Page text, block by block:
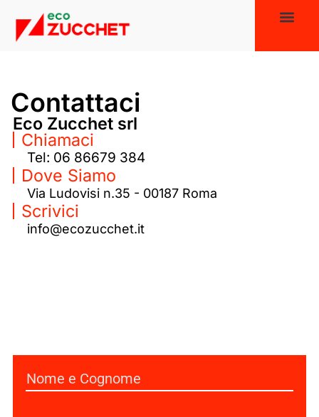
Contattaci
Eco Zucchet srl
Chiamaci
Tel: 06 86679 384
Dove Siamo
Via Ludovisi n.35 - 00187 Roma
Scrivici
info@ecozucchet.it
Nome(Obbligatorio)